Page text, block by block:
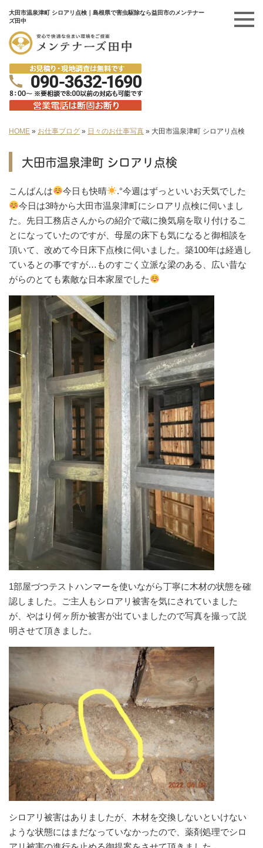
大田市温泉津町 シロアリ点検｜島根県で害虫駆除なら益田市のメンテナー
ズ田中
HOME » お仕事ブログ » 日々のお仕事写真 » 大田市温泉津町 シロアリ点検
大田市温泉津町 シロアリ点検
こんばんは 今日も快晴
.°今週はずっといいお天気でした
今日は3時から大田市温泉津町にシロアリ点検に伺いまし
た。先日工務店さんからの紹介で蔵に換気扇を取り付けるこ
とになっていたのですが、母屋の床下も気になると御相談を
頂いて、改めて今日床下点検に伺いました。築100年は経過し
ているとの事ですが…ものすごく立派な梁のある、広い昔な
がらのとても素敵な日本家屋でした
1部屋づつテストハンマーを使いながら丁寧に木材の状態を確
認しました。ご主人もシロアリ被害を気にされていました
が、やはり何ヶ所か被害が出ていましたので写真を撮って説
明させて頂きました。
シロアリ被害はありましたが、木材を交換しないといけない
ような状態にはまだなっていなかったので、薬剤処理でシロ